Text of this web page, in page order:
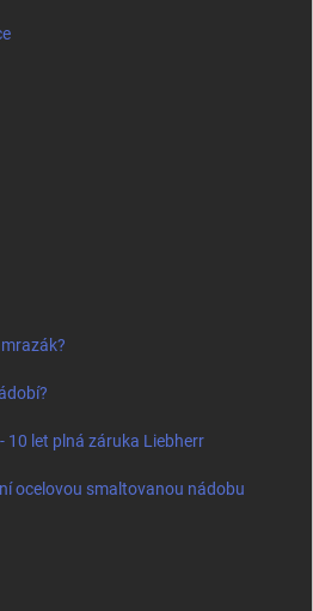
10 let plná záruka Liebherr
ocelovou smaltovanou nádobu